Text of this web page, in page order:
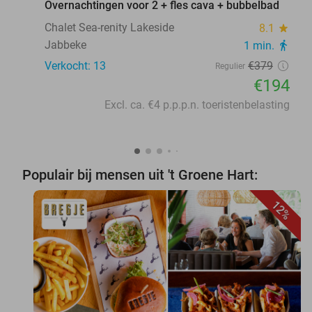
Overnachtingen voor 2 + fles cava + bubbelbad
Chalet Sea-renity Lakeside
8.1 star
Jabbeke 1 min. directions_walk
Verkocht: 13 Regulier €379
€194
Excl. ca. €4 p.p.p.n. toeristenbelasting
Populair bij mensen uit 't Groene Hart:
12%